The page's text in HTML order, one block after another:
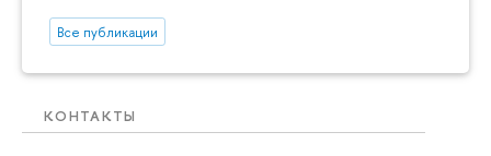
Все публикации
КОНТАКТЫ